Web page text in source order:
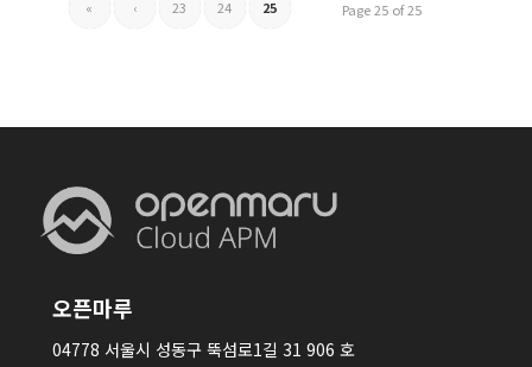
Page 25 of 25
« ‹ 23 24 25
오픈마루
04778 서울시 성동구 뚝섬로1길 31 906 호